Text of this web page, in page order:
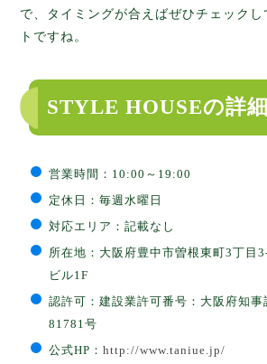
で、タイミングが合えばぜひチェックし
トですね。
STYLE HOUSEの詳
営業時間：10:00～19:00
定休日：毎週水曜日
対応エリア：記載なし
所在地：大阪府豊中市曽根東町3丁目
ビル1F
認許可：建設業許可番号：大阪府知
81781号
公式HP：http://www.taniue.jp/